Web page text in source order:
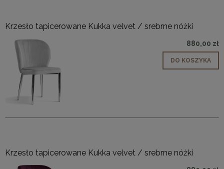
Krzesło tapicerowane Kukka velvet / srebrne nóżki
880,00 zł
DO KOSZYKA
Krzesło tapicerowane Kukka velvet / srebrne nóżki